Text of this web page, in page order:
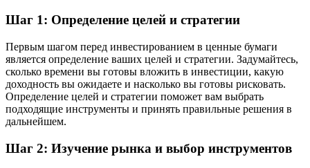
Шаг 1: Определение целей и стратегии
Первым шагом перед инвестированием в ценные бумаги
является определение ваших целей и стратегии. Задумайтесь,
сколько времени вы готовы вложить в инвестиции, какую
доходность вы ожидаете и насколько вы готовы рисковать.
Определение целей и стратегии поможет вам выбрать
подходящие инструменты и принять правильные решения в
дальнейшем.
Шаг 2: Изучение рынка и выбор инструментов